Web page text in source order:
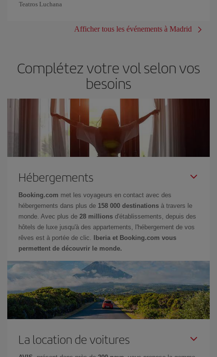
Teatros Luchana
Afficher tous les événements à Madrid
Complétez votre vol selon vos
besoins
Hébergements
Booking.com met les voyageurs en contact avec des
hébergements dans plus de 158 000 destinations à travers le
monde. Avec plus de 28 millions d'établissements, depuis des
hôtels de luxe jusqu'à des appartements, l'hébergement de vos
rêves est à portée de clic.
Iberia et Booking.com vous
permettent de découvrir le monde.
La location de voitures